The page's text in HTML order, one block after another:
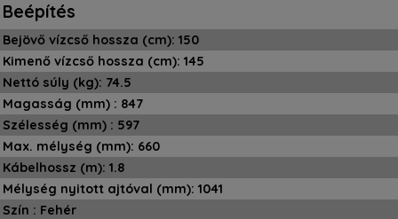
Beépítés
Bejövő vízcső hossza (cm): 150
Kimenő vízcső hossza (cm): 145
Nettó súly (kg): 74.5
Magasság (mm) : 847
Szélesség (mm) : 597
Max. mélység (mm): 660
Kábelhossz (m): 1.8
Mélység nyitott ajtóval (mm): 1041
Szín : Fehér